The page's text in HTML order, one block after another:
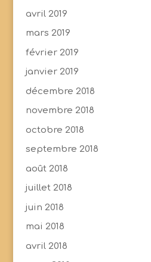
avril 2019
mars 2019
février 2019
janvier 2019
décembre 2018
novembre 2018
octobre 2018
septembre 2018
août 2018
juillet 2018
juin 2018
mai 2018
avril 2018